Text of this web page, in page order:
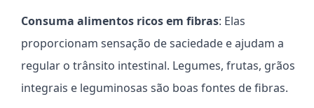
Consuma alimentos ricos em fibras: Elas
proporcionam sensação de saciedade e ajudam a
regular o trânsito intestinal. Legumes, frutas, grãos
integrais e leguminosas são boas fontes de fibras.